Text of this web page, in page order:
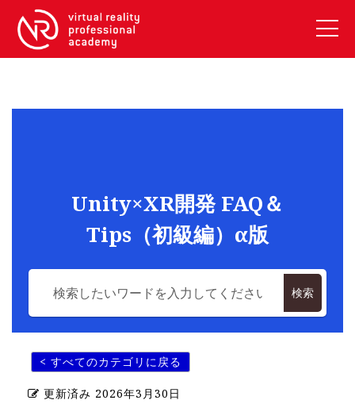
VRアカデミーとは
【2026年10月】ARエキスパートコース
【2026年10月】VRエキスパートコース
《SDGs》
U-15メタバースプログラミング講座
Unity×XR開発 FAQ＆
Tips（初級編）α版
検索
< すべてのカテゴリに戻る
更新済み 2026年3月30日